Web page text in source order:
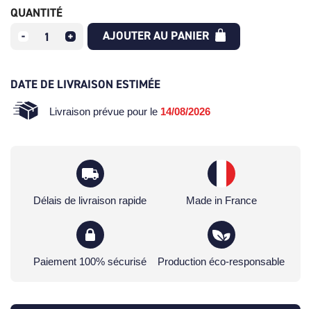
QUANTITÉ
AJOUTER AU PANIER
DATE DE LIVRAISON ESTIMÉE
Livraison prévue pour le 14/08/2026
Délais de livraison rapide Made in France
Paiement 100% sécurisé Production éco-responsable